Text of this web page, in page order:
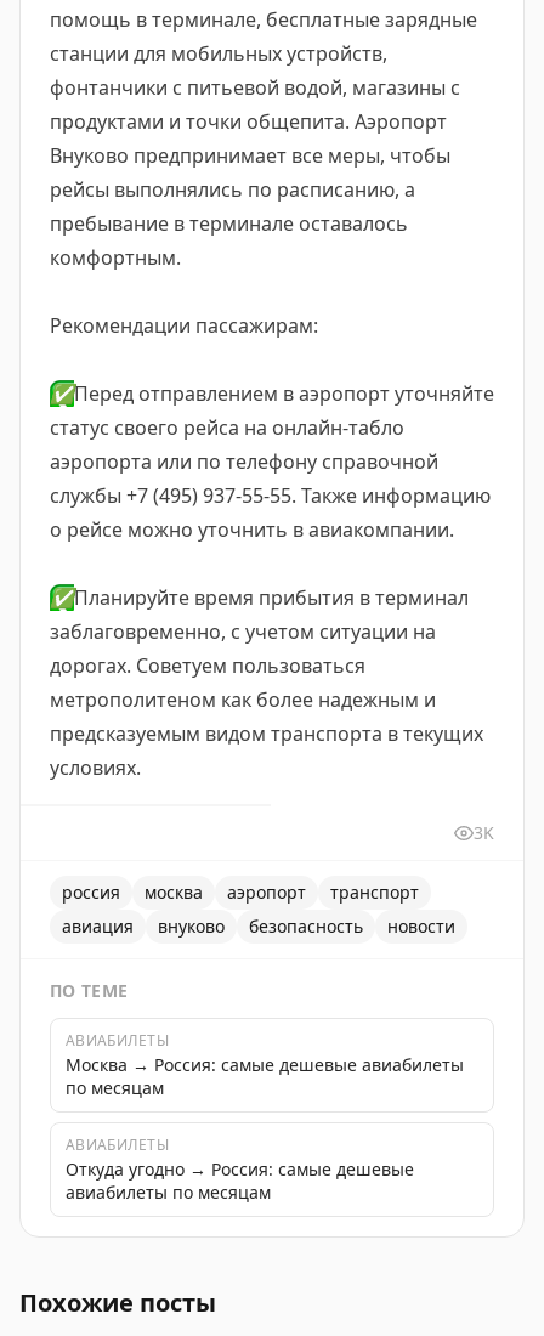
помощь в терминале, бесплатные зарядные
станции для мобильных устройств,
фонтанчики с питьевой водой, магазины с
продуктами и точки общепита. Аэропорт
Внуково предпринимает все меры, чтобы
рейсы выполнялись по расписанию, а
пребывание в терминале оставалось
комфортным.
Рекомендации пассажирам:
✅Перед отправлением в аэропорт уточняйте
статус своего рейса на онлайн-табло
аэропорта или по телефону справочной
службы +7 (495) 937-55-55. Также информацию
о рейсе можно уточнить в авиакомпании.
✅Планируйте время прибытия в терминал
заблаговременно, с учетом ситуации на
дорогах. Советуем пользоваться
метрополитеном как более надежным и
предсказуемым видом транспорта в текущих
условиях.
3K
россия москва аэропорт
транспорт
авиация
внуково безопасность новости
ПО ТЕМЕ
АВИАБИЛЕТЫ
Москва → Россия: самые дешевые авиабилеты
по месяцам
АВИАБИЛЕТЫ
Откуда угодно → Россия: самые дешевые
авиабилеты по месяцам
Похожие посты